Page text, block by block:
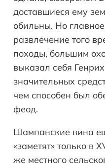
доставшиеся ему
обильны. Но
развлечение того
походы, большим
выказал себя
значительных
чем способен был
феод.
Шампанские вина
«заметят» только в
же местного